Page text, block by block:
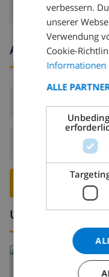
Ankunfts- und
Umgebung
verbessern.
unserer
Verwendung
Cookie-
Informationen
ALLE